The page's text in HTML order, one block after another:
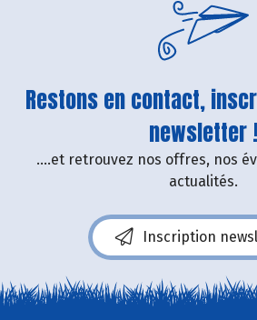
Restons en contact,
newsletter !
....et retrouvez nos offres, nos
actualités.
Inscription